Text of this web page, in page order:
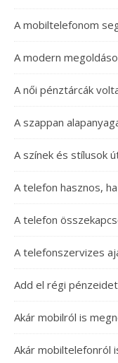
A mobiltelefonom
A modern
A női pénztárcák
A szappan
A színek és stílusok
A telefon hasznos,
A telefon
A telefonszervizes
Add el régi
Akár mobilról is
Akár mobiltelefonról